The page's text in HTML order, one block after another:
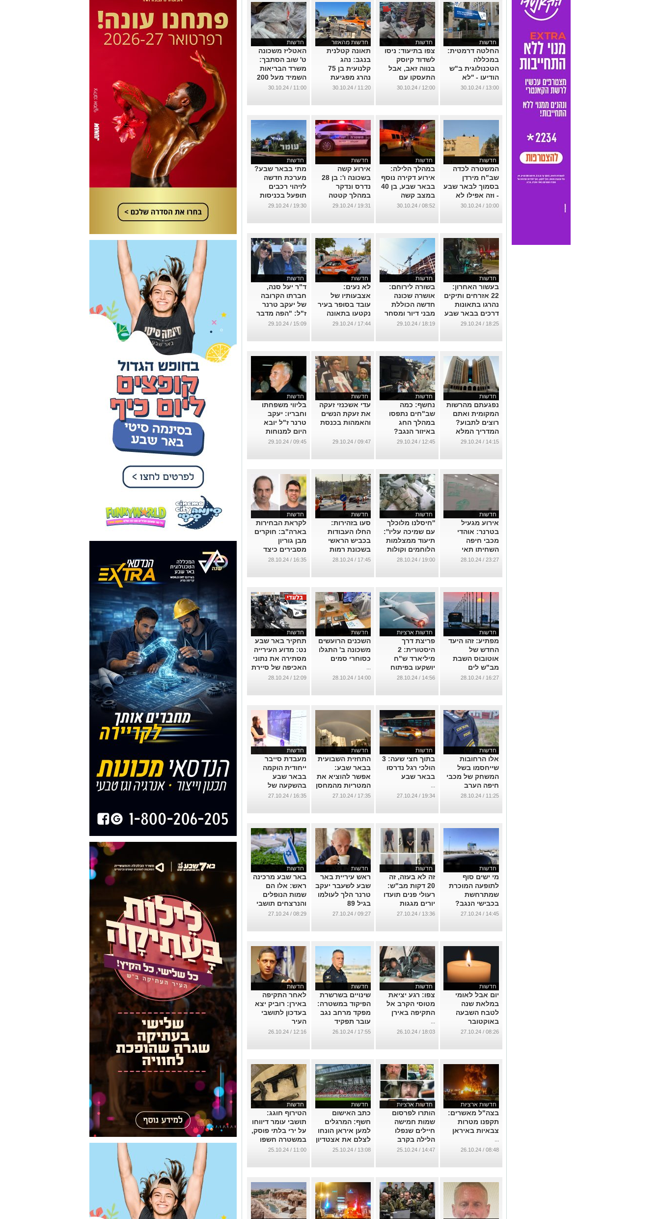
חדשות
החלטה דרמטית:
במכללה
הטכנולוגית ב"ש
הודיעו - ''לא
פותחים את שנת
החדשה''
13:00 / 30.10.24
חדשות
צפו בתיעוד: ניסו
לשדוד קיוסק
בנווה זאב, אבל
התעסקו עם
האדם הלא נכון
12:00 / 30.10.24
חדשות מהאזור
תאונה קטלנית
בנגב: נהג
קלנועית בן 75
נהרג מפגיעת
משאית
11:20 / 30.10.24
חדשות
האטליז משכונה
ט' שוב הסתבך:
משרד הבריאות
השמיד מעל 200
ק"ג בשר
11:00 / 30.10.24
חדשות
המשטרה לכדה
שב"ח מירדן
בסמוך לבאר שבע
- וזה אפילו לא
הכל
10:00 / 30.10.24
חדשות
במהלך הלילה:
אירוע דקירה נוסף
בבאר שבע, בן 40
במצב קשה
...
08:52 / 30.10.24
חדשות
אירוע קשה
בשכונה ו': בן 28
נדרס ונדקר
במהלך קטטה
...
19:31 / 29.10.24
חדשות
מתי בבאר שבע?
מערכת חדשה
לזיהוי רכבים
תופעל בכניסות
ליישוב עומר
19:30 / 29.10.24
חדשות
בעשור האחרון:
22 אזרחים ותיקים
נהרגו בתאונות
דרכים בבאר שבע
...
18:25 / 29.10.24
חדשות
בשורה לירוחם:
אושרה שכונה
חדשה הכוללת
מבני דיור ומסחר
...
18:19 / 29.10.24
חדשות
לא נעים:
אצבעותיו של
עובד בסופר בעיר
נקטעו בתאונה
...
17:44 / 29.10.24
חדשות
ד"ר יעל סנה,
חברתו הקרובה
של יעקב טרנר
ז"ל: "הפה מדבר
והלב בוכה"
15:09 / 29.10.24
חדשות
נפגעתם מהרשות
המקומית ואתם
רוצים לתבוע?
המדריך המלא
לפניכם
14:15 / 29.10.24
חדשות
נחשף: כמה
שב"חים נתפסו
במהלך החג
באיזור הנגב?
...
12:45 / 29.10.24
חדשות
עדי אשכנזי זעקה
את זעקת הנשים
והאמהות בכנסת
09:47 / 29.10.24
חדשות
בליווי משפחתו
וחבריו: יעקב
טרנר ז"ל יובא
היום למנוחות
...
09:45 / 29.10.24
חדשות
אירוע מגעיל
בטרנר: אוהדי
מכבי חיפה
השחיתו תאי
שירותים
23:27 / 28.10.24
חדשות
''חיסלנו מלוכלך
עם שמיכה עליו'':
תיעוד ממצלמות
הלוחמים וקולות
קשר מחיסול
...
19:00 / 28.10.24
חדשות
סעו בזהירות:
החלו העבודות
בכביש הראשי
בשכונת רמות
...
17:45 / 28.10.24
חדשות
לקראת הבחירות
בארה"ב: חוקרים
מבן גוריון
מסבירים כיצד
נוכל לזהות "פייק
...
16:35 / 28.10.24
חדשות
מפתיע: זהו היעד
החדש של
אוטובוס השבת
מב"ש לים
...
16:27 / 28.10.24
חדשות ארציות
פריצת דרך
היסטורית: 2
מיליארד ש"ח
יושקעו בפיתוח
של מערכת היירוט
...
14:56 / 28.10.24
חדשות
השכנים הרועשים
משכונה ב' התגלו
כסוחרי סמים
...
14:00 / 28.10.24
חדשות
תחקיר באר שבע
נט: מדוע העירייה
מסתירה את נתוני
האכיפה של סיירת
הביטחון?
12:09 / 28.10.24
חדשות
אלו הרחובות
שייחסמו בשל
המשחק של מכבי
חיפה הערב
בטרנר
11:25 / 28.10.24
חדשות
בתוך חצי שעה: 3
הולכי רגל נדרסו
בבאר שבע
...
19:34 / 27.10.24
חדשות
התחזית השבועית
בבאר שבע:
אפשר להוציא את
המטריות מהמחסן
...
17:35 / 27.10.24
חדשות
מעבדת סייבר
ייחודית הוקמה
בבאר שבע
בהשקעה של
מיליונים
16:35 / 27.10.24
חדשות
מי ישים סוף
לתופעה המוכרת
שמתרחשת
בכבישי הנגב?
...
14:45 / 27.10.24
חדשות
זה לא בעזה, זה
20 דקות מב"ש:
רעולי פנים תועדו
יורים מגגות
הבתים, 9 נעצרו
13:36 / 27.10.24
חדשות
ראש עיריית באר
שבע לשעבר יעקב
טרנר הלך לעולמו
בגיל 89
...
09:27 / 27.10.24
חדשות
באר שבע מרכינה
ראש: אלו הם
שמות הנופלים
והנרצחים תושבי
העיר
08:29 / 27.10.24
חדשות
יום אבל לאומי
במלאת שנה
לטבח השבעה
באוקטובר
...
08:26 / 27.10.24
חדשות
צפו: רגע יציאת
מטוסי הקרב אל
התקיפה באירן
...
18:03 / 26.10.24
חדשות
שינויים בשרשרת
הפיקוד במשטרה:
מפקד מרחב נגב
עובר תפקיד
...
17:55 / 26.10.24
חדשות
לאחר התקיפה
באירן: רוביק יצא
בעדכון לתושבי
העיר
...
12:16 / 26.10.24
חדשות ארציות
בצה"ל מאשרים:
תקפנו מטרות
צבאיות באיראן
...
08:48 / 26.10.24
חדשות ארציות
הותרו לפרסום
שמות חמישה
חיילים שנפלו
הלילה בקרב
בלבנון
14:47 / 25.10.24
חדשות
כתב האישום
חשף: המרגלים
למען איראן הונחו
לצלם את אצטדיון
טרנר
13:08 / 25.10.24
חדשות
הטירוף חוגג:
תושבי עומר דיווחו
על ירי בלתי פוסק,
במשטרה חשפו
מצבור נשק ענק
11:00 / 25.10.24